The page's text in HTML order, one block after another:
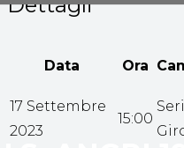
Data Ora
17 Settembre
2023
15:00